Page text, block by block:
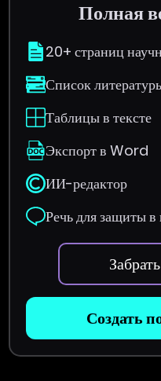
Полная
20+ страниц
Список
Таблицы в тексте
Экспорт в Word
ИИ-редактор
Речь для защиты в
Создать